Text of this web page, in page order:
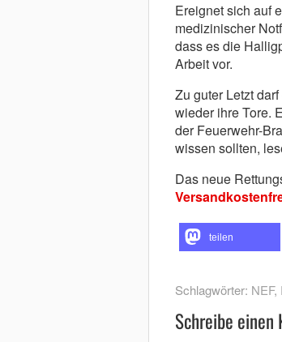
Ereignet sich auf
medizinischer
dass es die
Arbeit vor.
Zu guter Letzt
wieder ihre Tore.
der Feuerwehr-
wissen sollten,
Das neue
teilen
Schlagwörter: NEF,
Schreibe einen